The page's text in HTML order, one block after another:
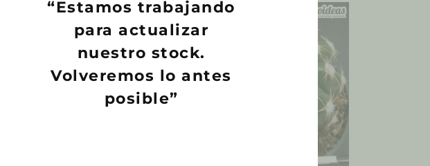
“Estamos trabajando
para actualizar
nuestro stock.
Volveremos lo antes
posible”